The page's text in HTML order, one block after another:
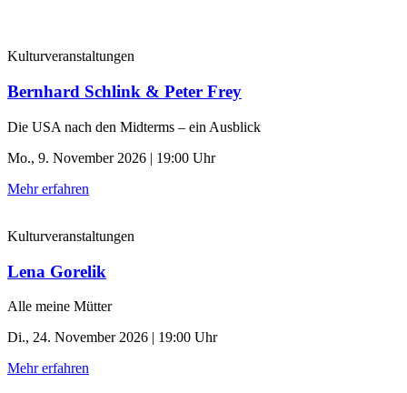
Kulturveranstaltungen
Bernhard Schlink & Peter Frey
Die USA nach den Midterms – ein Ausblick
Mo., 9. November 2026 | 19:00 Uhr
Mehr erfahren
Kulturveranstaltungen
Lena Gorelik
Alle meine Mütter
Di., 24. November 2026 | 19:00 Uhr
Mehr erfahren